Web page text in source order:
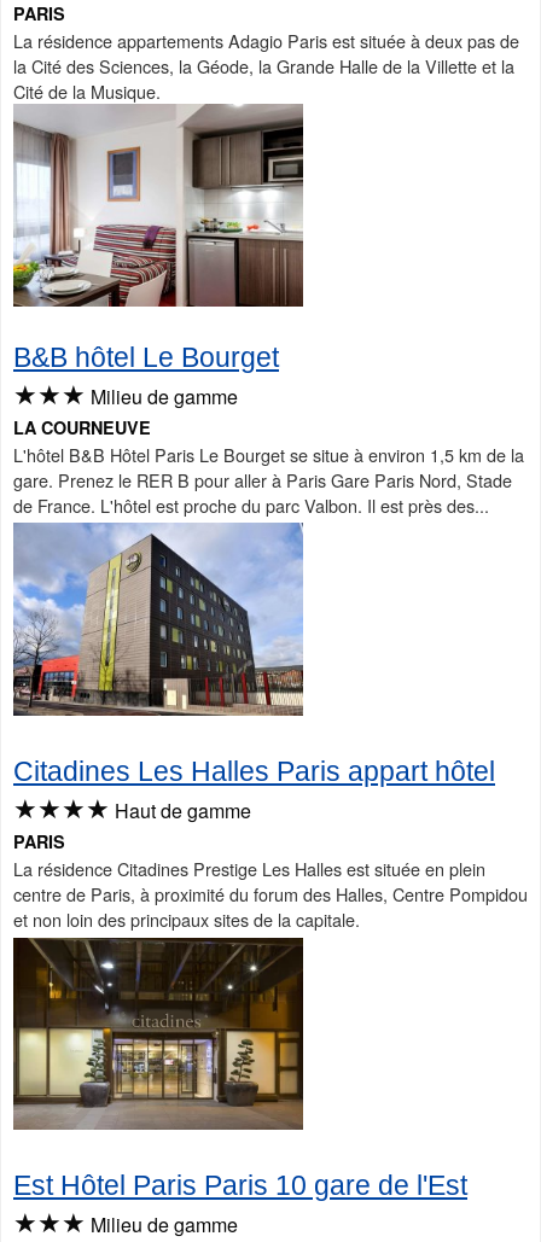
PARIS
La résidence appartements Adagio Paris est située à deux pas de
la Cité des Sciences, la Géode, la Grande Halle de la Villette et la
Cité de la Musique.
B&B hôtel Le Bourget
★★★ Milieu de gamme
LA COURNEUVE
L'hôtel B&B Hôtel Paris Le Bourget se situe à environ 1,5 km de la
gare. Prenez le RER B pour aller à Paris Gare Paris Nord, Stade
de France. L'hôtel est proche du parc Valbon. Il est près des...
Citadines Les Halles Paris appart hôtel
★★★★ Haut de gamme
PARIS
La résidence Citadines Prestige Les Halles est située en plein
centre de Paris, à proximité du forum des Halles, Centre Pompidou
et non loin des principaux sites de la capitale.
Est Hôtel Paris Paris 10 gare de l'Est
★★★ Milieu de gamme